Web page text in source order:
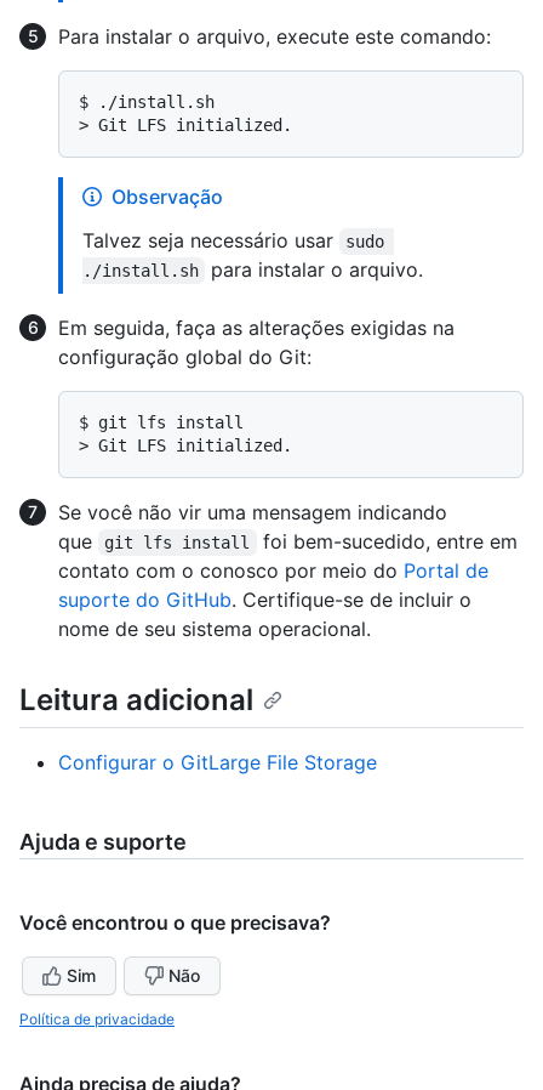
Para instalar o arquivo, execute este comando:
$
./install.sh
> Git LFS initialized.
Observação
Talvez seja necessário usar
sudo
./install.sh
para instalar o arquivo.
Em seguida, faça as alterações exigidas na
configuração global do Git:
$ git lfs install
> Git LFS initialized.
Se você não vir uma mensagem indicando
que
git lfs install
foi bem-sucedido, entre em
contato com o conosco por meio do Portal de
suporte do GitHub. Certifique-se de incluir o
nome de seu sistema operacional.
Leitura adicional
Configurar o GitLarge File Storage
Ajuda e suporte
Você encontrou o que precisava?
Sim Não
Política de privacidade
Ainda precisa de ajuda?